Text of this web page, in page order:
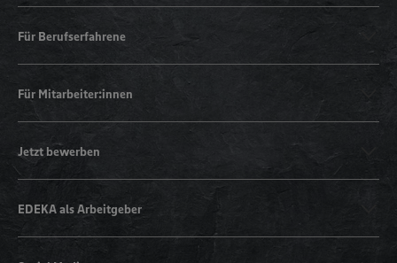
Für Berufserfahrene
Für Mitarbeiter:innen
Jetzt bewerben
EDEKA als Arbeitgeber